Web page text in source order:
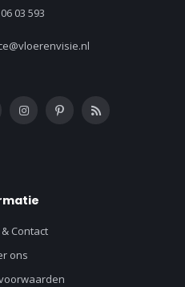
03 593
Contact
ons